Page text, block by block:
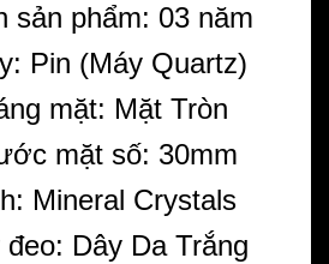
sản phẩm: 03 năm
Pin (Máy Quartz)
mặt: Mặt Tròn
mặt số: 30mm
Mineral Crystals
đeo: Dây Da Trắng